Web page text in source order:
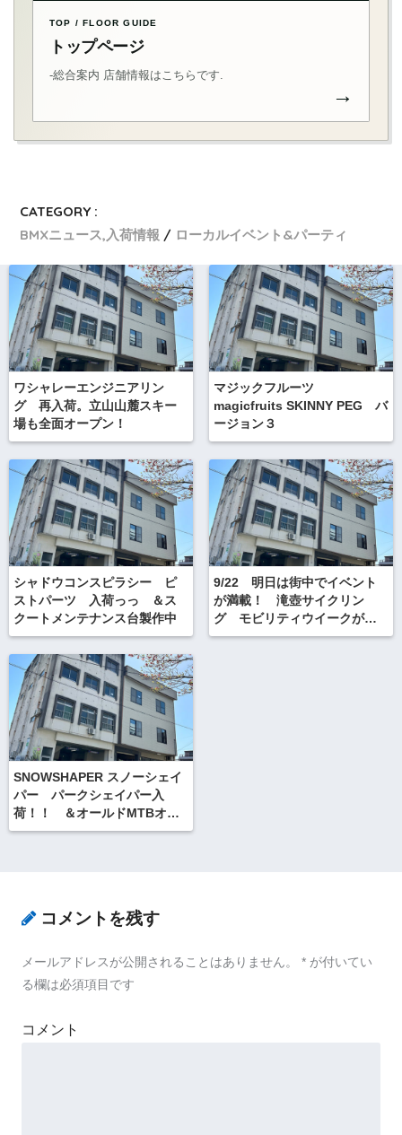
TOP / FLOOR GUIDE
トップページ
-総合案内 店舗情報はこちらです.
→
CATEGORY :
BMXニュース,入荷情報
ローカルイベント&パーティ
ワシャレーエンジニアリン
グ 再入荷。立山山麓スキー
場も全面オープン！
マジックフルーツ
magicfruits SKINNY PEG バ
ージョン３
シャドウコンスピラシー ピ
ストパーツ 入荷っっ ＆ス
クートメンテナンス台製作中
9/22 明日は街中でイベント
が満載！ 滝壺サイクリン
グ モビリティウイークが街
と人を自転車で繋ぎます★
SNOWSHAPER スノーシェイ
パー パークシェイパー入
荷！！ ＆オールドMTBオー
ルペイントロングテール化。
コメントを残す
メールアドレスが公開されることはありません。 * が付いてい
る欄は必須項目です
コメント